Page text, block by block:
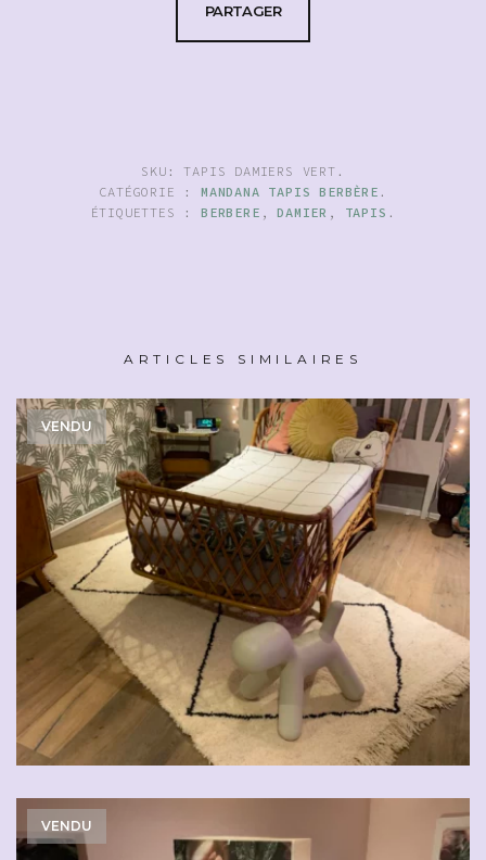
PARTAGER
SKU:TAPIS DAMIERS VERT .
CATÉGORIE : MANDANA TAPIS BERBÈRE .
ÉTIQUETTES : BERBERE ,DAMIER , TAPIS .
ARTICLES SIMILAIRES
VENDU
VENDU